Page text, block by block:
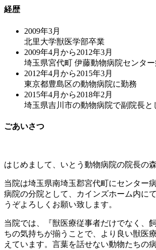
経歴
2009年3月
北里大学獣医学部卒業
2009年4月から2012年3月
埼玉県宮代町 伊藤動物病院センタ
2012年4月から2015年3月
東京都豊島区の動物病院に勤務
2015年4月から2018年2月
埼玉県吉川市の動物病院で副院長と
ごあいさつ
はじめまして、いとう動物病院の院長の森
当院は埼玉県南埼玉郡宮代町にセンター
病院の分院として、カインズホーム内に
うぞよろしくお願い致します。
当院では、『獣医療従事者だけでなく、
ちの気持ちが揃うことで、より良い獣医
えています。言葉を話せない動物たちの